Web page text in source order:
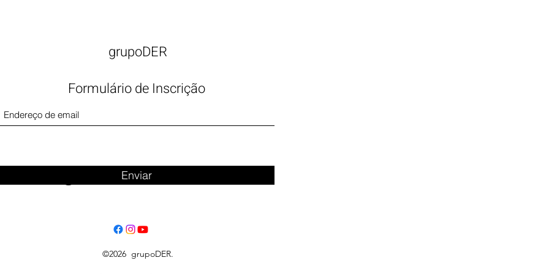
grupoDER
Formulário de Inscrição
Enviar
©2026 grupoDER.